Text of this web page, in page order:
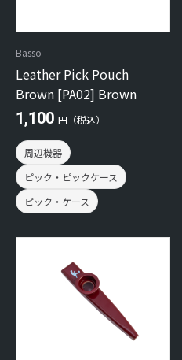
Basso
Leather Pick Pouch
Brown [PA02] Brown
1,100 円（税込）
周辺機器
ピック・ピックケース
ピック・ケース